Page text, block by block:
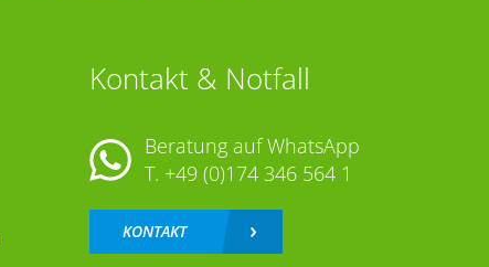
Kontakt & Notfall
Beratung auf WhatsApp
T. +49 (0)174 346 564 1
KONTAKT